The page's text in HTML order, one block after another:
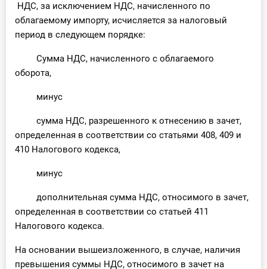
НДС, за исключением НДС, начисленного по
облагаемому импорту, исчисляется за налоговый
период в следующем порядке:
Сумма НДС, начисленного с облагаемого
оборота,
минус
сумма НДС, разрешенного к отнесению в зачет,
определенная в соответствии со статьями 408, 409 и
410 Налогового кодекса,
минус
дополнительная сумма НДС, относимого в зачет,
определенная в соответствии со статьей 411
Налогового кодекса.
На основании вышеизложенного, в случае, наличия
превышения суммы НДС, относимого в зачет на